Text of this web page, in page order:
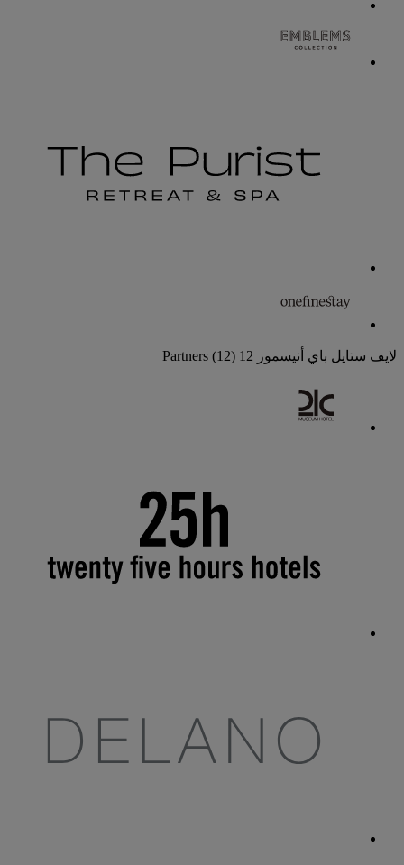
لايف ستايل باي أنيسمور 12 Partners
(12)